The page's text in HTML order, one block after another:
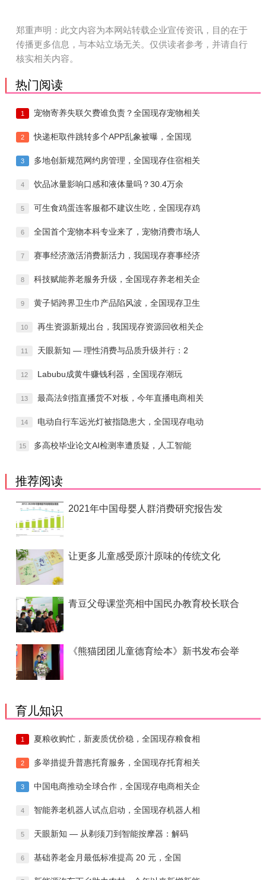
郑重声明：此文内容为本网站转载企业宣传资讯，目的在于
传播更多信息，与本站立场无关。仅供读者参考，并请自行
核实相关内容。
热门阅读
1 宠物寄养失联欠费谁负责？全国现存宠物相关
2 快递柜取件跳转多个APP乱象被曝，全国现
3 多地创新规范网约房管理，全国现存住宿相关
4 饮品冰量影响口感和液体量吗？30.4万余
5 可生食鸡蛋连客服都不建议生吃，全国现存鸡
6 全国首个宠物本科专业来了，宠物消费市场人
7 赛事经济激活消费新活力，我国现存赛事经济
8 科技赋能养老服务升级，全国现存养老相关企
9 黄子韬跨界卫生巾产品陷风波，全国现存卫生
10 再生资源新规出台，我国现存资源回收相关企
11 天眼新知 — 理性消费与品质升级并行：2
12 Labubu成黄牛赚钱利器，全国现存潮玩
13 最高法剑指直播货不对板，今年直播电商相关
14 电动自行车远光灯被指隐患大，全国现存电动
15 多高校毕业论文AI检测率遭质疑，人工智能
推荐阅读
2021年中国母婴人群消费研究报告发
让更多儿童感受原汁原味的传统文化
青豆父母课堂亮相中国民办教育校长联合
《熊猫团团儿童德育绘本》新书发布会举
育儿知识
1 夏粮收购忙，新麦质优价稳，全国现存粮食相
2 多举措提升普惠托育服务，全国现存托育相关
3 中国电商推动全球合作，全国现存电商相关企
4 智能养老机器人试点启动，全国现存机器人相
5 天眼新知 — 从剃须刀到智能按摩器：解码
6 基础养老金月最低标准提高 20 元，全国